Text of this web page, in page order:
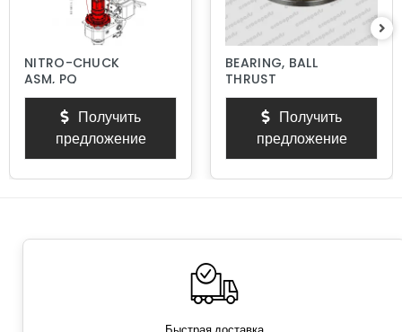
NITRO-CHUCK
ASM, PQ
Получить
предложение
BEARING, BALL
THRUST
Получить
предложение